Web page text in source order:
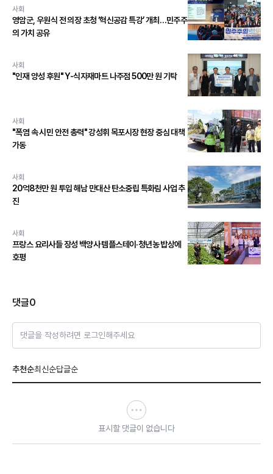
사회
영암군, 우원식 전 의장 초청 ‘혁신공감 특강’ 개최…민주주
의 가치 공유
사회
"인재 양성 후원" Y-식자재마트 나주점 500만 원 기탁
사회
"폭염 속 시민 안전 총력" 강성휘 목포시장 현장 중심 대책
가동
사회
20억8천만 원 투입 해남 만대산 탄소중립 특화림 사업 추
진
사회
프랑스 요리사들 장성 백양사 템플스테이·청년농 밥상에
호평
댓글0
댓글을 작성하려면 로그인해주세요
추천순최신순답글순
표시할 댓글이 없습니다